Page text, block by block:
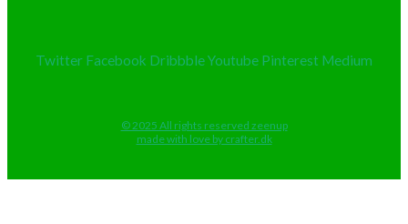
Twitter Facebook DribbbleYoutube Pinterest Medium
© 2025 All rights reserved zeenup
made with love by crafter.dk